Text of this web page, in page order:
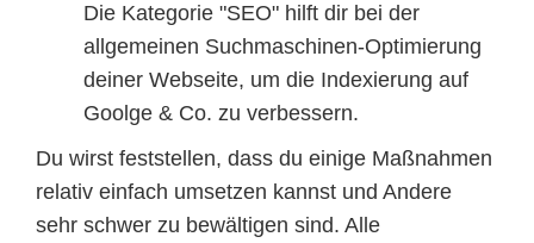
Die Kategorie "SEO" hilft dir bei der
allgemeinen Suchmaschinen-Optimierung
deiner Webseite, um die Indexierung auf
Goolge & Co. zu verbessern.
Du wirst feststellen, dass du einige Maßnahmen
relativ einfach umsetzen kannst und Andere
sehr schwer zu bewältigen sind. Alle